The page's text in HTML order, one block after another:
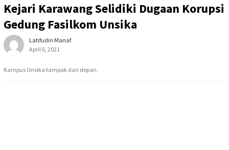
Kejari Karawang Selidiki Dugaan Korupsi
Gedung Fasilkom Unsika
Latifudin Manaf
April 6, 2021
Kampus Unsika tampak dari depan.